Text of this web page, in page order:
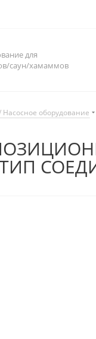
для
саун/хамаммов
оборудование